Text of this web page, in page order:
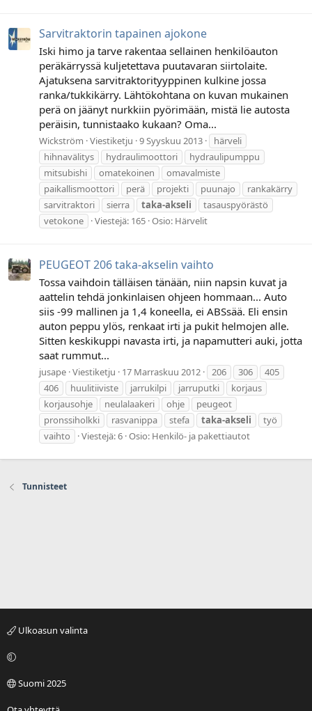
Sarvitraktorin tapainen ajokone
Iski himo ja tarve rakentaa sellainen henkilöauton
peräkärryssä kuljetettava puutavaran siirtolaite.
Ajatuksena sarvitraktorityyppinen kulkine jossa
ranka/tukkikärry. Lähtökohtana on kuvan mukainen
perä on jäänyt nurkkiin pyörimään, mistä lie autosta
peräisin, tunnistaako kukaan? Oma...
Wickström Viestiketju 9 Syyskuu 2013
härveli
hihnavälitys
hydraulimoottori
hydraulipumppu
mitsubishi
omatekoinen
omavalmiste
paikallismoottori
perä projekti puunajo
rankakärry
sarvitraktori
sierra taka-akseli
tasauspyörästö
vetokone
Viestejä: 165 Osio: Härvelit
PEUGEOT 206 taka-akselin vaihto
Tossa vaihdoin tälläisen tänään, niin napsin kuvat ja
aattelin tehdä jonkinlaisen ohjeen hommaan... Auto
siis -99 mallinen ja 1,4 koneella, ei ABSsää. Eli ensin
auton peppu ylös, renkaat irti ja pukit helmojen alle.
Sitten keskikuppi navasta irti, ja napamutteri auki, jotta
saat rummut...
jusape Viestiketju 17 Marraskuu 2012 206 306
405
406
huulitiiviste jarrukilpi jarruputki
korjaus
korjausohje
neulalaakeri ohje
peugeot
pronssiholkki
rasvanippa stefa taka-akseli
työ
vaihto
Viestejä: 6 Osio: Henkilö- ja pakettiautot
Tunnisteet
Ulkoasun valinta
Suomi 2025